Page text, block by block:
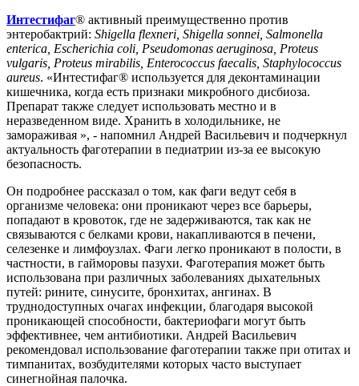
Интестифаг® активный преимущественно против
энтеробактрий: Shigella flexneri, Shigella sonnei, Salmonella
enterica, Escherichia coli, Pseudomonas aeruginosa, Proteus
vulgaris, Proteus mirabilis, Enterococcus faecalis, Staphylococcus
aureus. «Интестифаг® используется для деконтаминации
кишечника, когда есть признаки микробного дисбиоза.
Препарат также следует использовать местно и в
неразведенном виде. Хранить в холодильнике, не
замораживая », - напомнил Андрей Васильевич и подчеркнул
актуальность фаготерапии в педиатрии из-за ее высокую
безопасность.
Он подробнее рассказал о том, как фаги ведут себя в
организме человека: они проникают через все барьеры,
попадают в кровоток, где не задерживаются, так как не
связываются с белками крови, накапливаются в печени,
селезенке и лимфоузлах. Фаги легко проникают в полости, в
частности, в гайморовы пазухи. Фаготерапия может быть
использована при различных заболеваниях дыхательных
путей: рините, синусите, бронхитах, ангинах. В
труднодоступных очагах инфекции, благодаря высокой
проникающей способности, бактериофаги могут быть
эффективнее, чем антибиотики. Андрей Васильевич
рекомендовал использование фаготерапии также при отитах и
​​тимпанитах, возбудителями которых часто выступает
синегнойная палочка.